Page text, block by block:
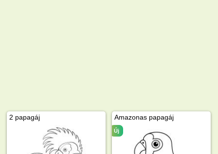
2 papagáj Amazonas papagáj
Új